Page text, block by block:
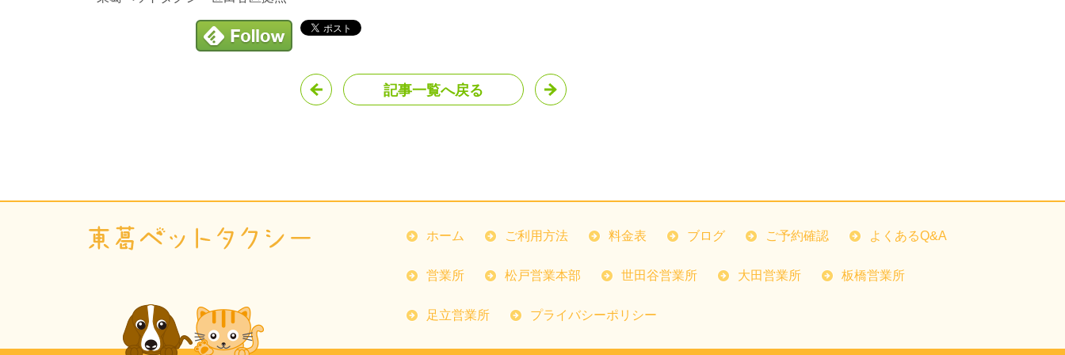
記事一覧へ戻る
ホーム ご利用方法 料金表 ブログ ご予約確認 よくあるQ&A
営業所 松戸営業本部 世田谷営業所 大田営業所 板橋営業所
足立営業所 プライバシーポリシー